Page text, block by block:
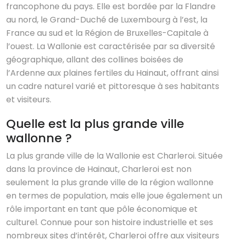
francophone du pays. Elle est bordée par la Flandre
au nord, le Grand-Duché de Luxembourg à l’est, la
France au sud et la Région de Bruxelles-Capitale à
l’ouest. La Wallonie est caractérisée par sa diversité
géographique, allant des collines boisées de
l’Ardenne aux plaines fertiles du Hainaut, offrant ainsi
un cadre naturel varié et pittoresque à ses habitants
et visiteurs.
Quelle est la plus grande ville
wallonne ?
La plus grande ville de la Wallonie est Charleroi. Située
dans la province de Hainaut, Charleroi est non
seulement la plus grande ville de la région wallonne
en termes de population, mais elle joue également un
rôle important en tant que pôle économique et
culturel. Connue pour son histoire industrielle et ses
nombreux sites d’intérêt, Charleroi offre aux visiteurs